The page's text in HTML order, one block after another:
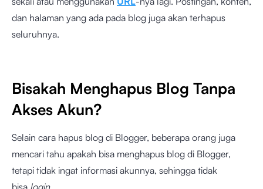
dan halaman yang ada pada blog juga akan terhapus
seluruhnya.
Bisakah Menghapus Blog Tanpa
Akses Akun?
Selain cara hapus blog di Blogger, beberapa orang juga
mencari tahu apakah bisa menghapus blog di Blogger,
tetapi tidak ingat informasi akunnya, sehingga tidak